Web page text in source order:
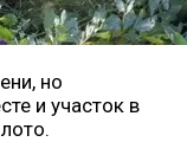
но
и участок в